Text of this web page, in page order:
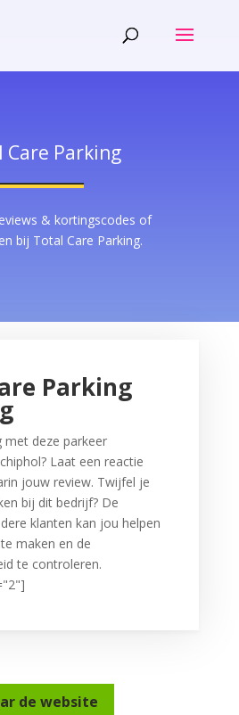
Care Parking
& kortingscodes of
bij Total Care Parking.
Parking
met deze parkeer
Laat een reactie
jouw review. Twijfel je
bij dit bedrijf? De
klanten kan jou helpen
maken en de
te controleren.
de website